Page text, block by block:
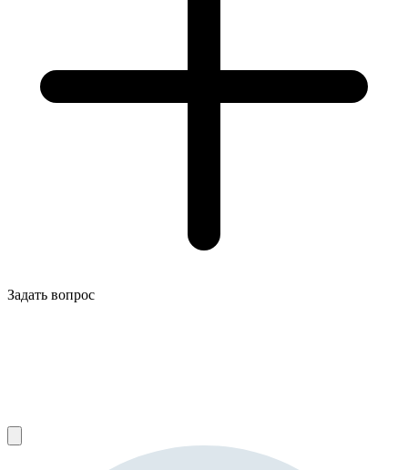
Задать вопрос